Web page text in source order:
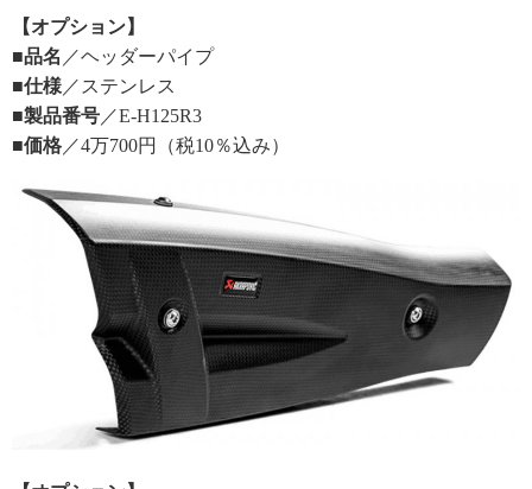
【オプション】
■品名 ／ヘッダーパイプ
■仕様 ／ステンレス
■製品番号 ／E-H125R3
■価格 ／4万700円（税10％込み）